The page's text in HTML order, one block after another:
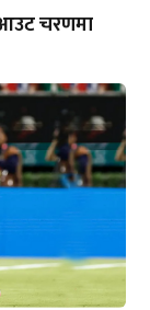
चरणमा